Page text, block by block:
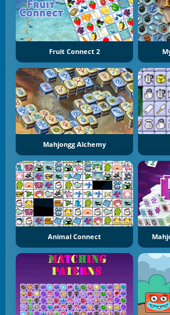
Fruit Connect 2
Mahjongg Alchemy
Animal Connect